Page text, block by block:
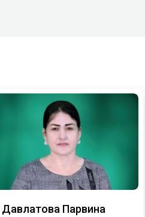
Давлатова Парвина